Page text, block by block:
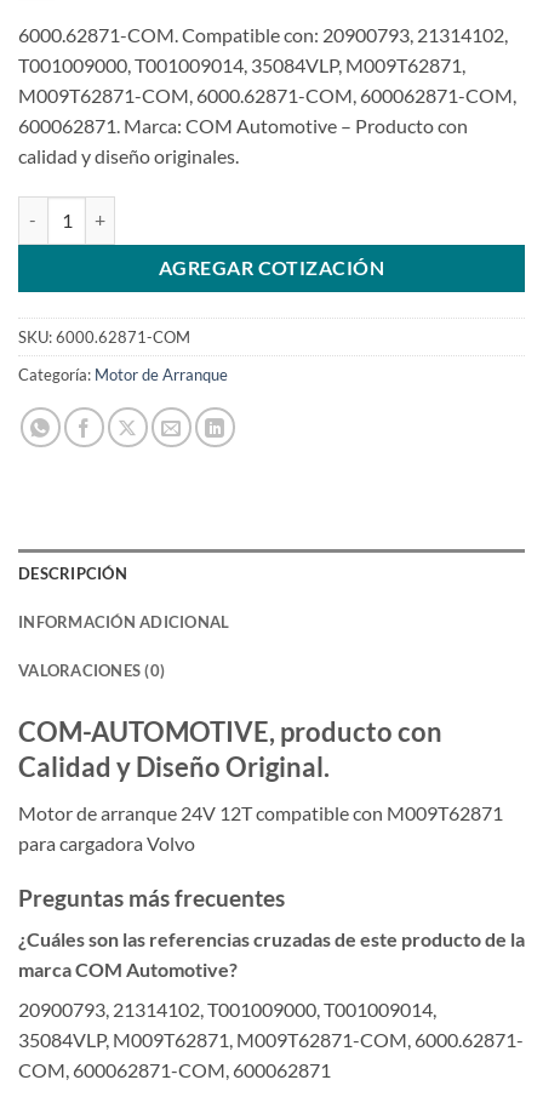
6000.62871-COM. Compatible con: 20900793, 21314102,
T001009000, T001009014, 35084VLP, M009T62871,
M009T62871-COM, 6000.62871-COM, 600062871-COM,
600062871. Marca: COM Automotive – Producto con
calidad y diseño originales.
AGREGAR COTIZACIÓN
SKU:6000.62871-COM
Categoría: Motor de Arranque
DESCRIPCIÓN
INFORMACIÓN ADICIONAL
VALORACIONES (0)
COM-AUTOMOTIVE, producto con
Calidad y Diseño Original.
Motor de arranque 24V 12T compatible con M009T62871
para cargadora Volvo
Preguntas más frecuentes
¿Cuáles son las referencias cruzadas de este producto de la
marca COM Automotive?
20900793, 21314102, T001009000, T001009014,
35084VLP, M009T62871, M009T62871-COM, 6000.62871-
COM, 600062871-COM, 600062871